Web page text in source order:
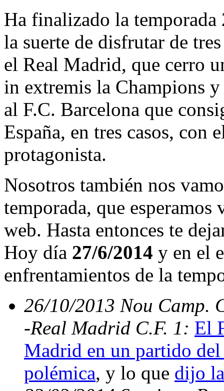
Ha finalizado la
la suerte de disfrutar de
el Real Madrid, que cerro
in extremis la Champions
al F.C. Barcelona que
España, en tres casos,
protagonista.
Nosotros también nos
temporada, que esperamos
web. Hasta entonces te
Hoy día 27/6/2014 y en el
enfrentamientos de la
26/10/2013 Nou Camp.
-Real Madrid C.F. 1: El
Madrid en un partido
polémica, y lo que dijo